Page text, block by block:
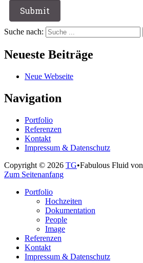
Suche nach:
Neueste Beiträge
Neue Webseite
Navigation
Portfolio
Referenzen
Kontakt
Impressum & Datenschutz
Copyright © 2026 TG•Fabulous Fluid von
Zum Seitenanfang
Portfolio
Hochzeiten
Dokumentation
People
Image
Referenzen
Kontakt
Impressum & Datenschutz